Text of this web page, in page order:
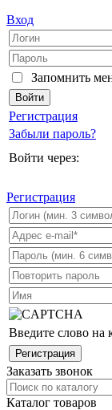
Вход
Запомнить
Регистрация
Забыли пароль?
Войти через:
Регистрация
Введите слово на
Заказать звонок
Каталог товаров